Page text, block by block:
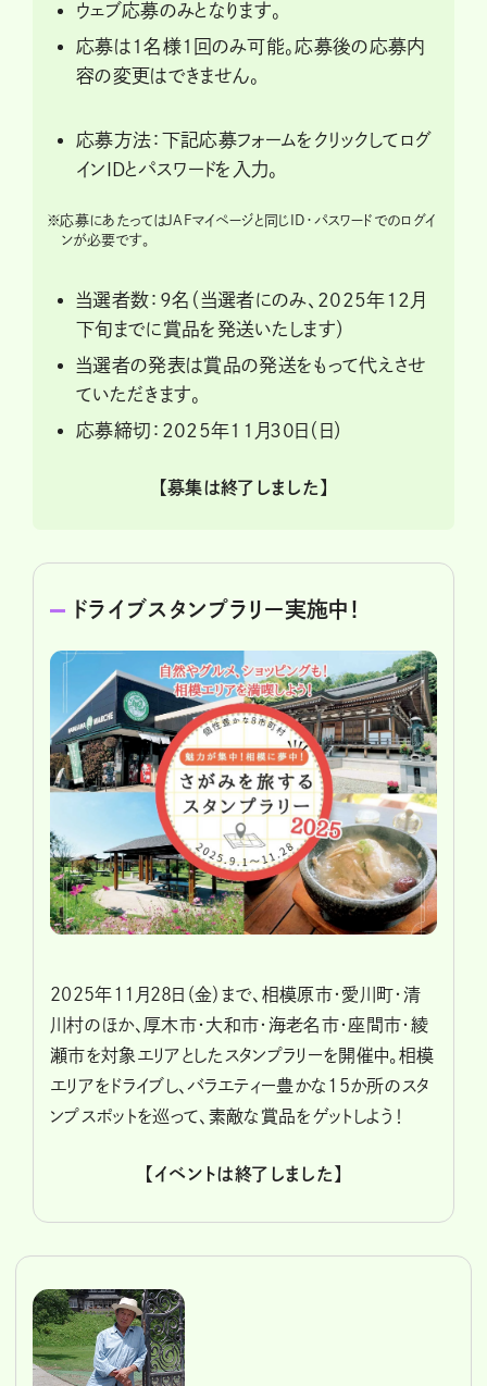
ウェブ応募のみとなります。
応募は1名様1回のみ可能。応募後の応募内
容の変更はできません。
応募方法：下記応募フォームをクリックしてログ
インIDとパスワードを入力。
※応募にあたってはJAFマイページと同じID・パスワードでのログイ
ンが必要です。
当選者数：9名（当選者にのみ、2025年12月
下旬までに賞品を発送いたします）
当選者の発表は賞品の発送をもって代えさせ
ていただきます。
応募締切：2025年11月30日（日）
【募集は終了しました】
ドライブスタンプラリー実施中！
2025年11月28日（金）まで、相模原市・愛川町・清
川村のほか、厚木市・大和市・海老名市・座間市・綾
瀬市を対象エリアとしたスタンプラリーを開催中。相模
エリアをドライブし、バラエティー豊かな15か所のスタ
ンプスポットを巡って、素敵な賞品をゲットしよう！
【イベントは終了しました】